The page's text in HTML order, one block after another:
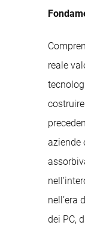
reale
aziende
nell’era
dei PC,